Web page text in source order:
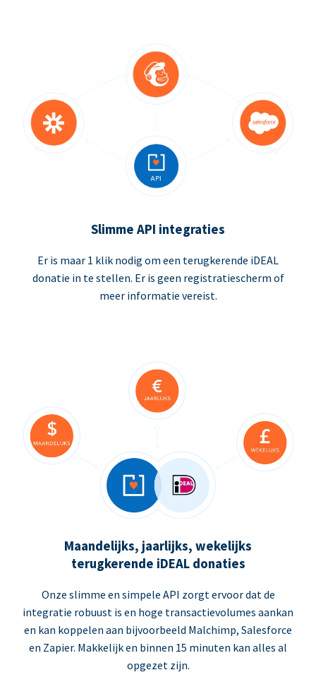
Slimme API integraties
Er is maar 1 klik nodig om een terugkerende iDEAL
donatie in te stellen. Er is geen registratiescherm of
meer informatie vereist.
Maandelijks, jaarlijks, wekelijks
terugkerende iDEAL donaties
Onze slimme en simpele API zorgt ervoor dat de
integratie robuust is en hoge transactievolumes aankan
en kan koppelen aan bijvoorbeeld Malchimp, Salesforce
en Zapier. Makkelijk en binnen 15 minuten kan alles al
opgezet zijn.